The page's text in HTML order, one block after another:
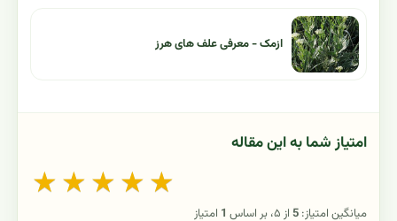
ازمک - معرفی علف های هرز
امتیاز شما به این مقاله
★ ★ ★ ★ ★
میانگین امتیاز: 5از ۵، بر اساس 1 امتیاز